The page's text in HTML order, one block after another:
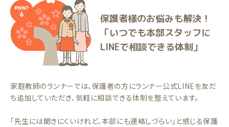
保護者様のお悩みも解決！
「いつでも本部スタッフに
LINEで相談できる体制」
家庭教師のランナーでは、保護者の方にランナー公式LINEを友だ
ち追加していただき、気軽に相談できる体制を整えています。
「先生には聞きにくいけれど、本部にも連絡しづらい」と感じる保護